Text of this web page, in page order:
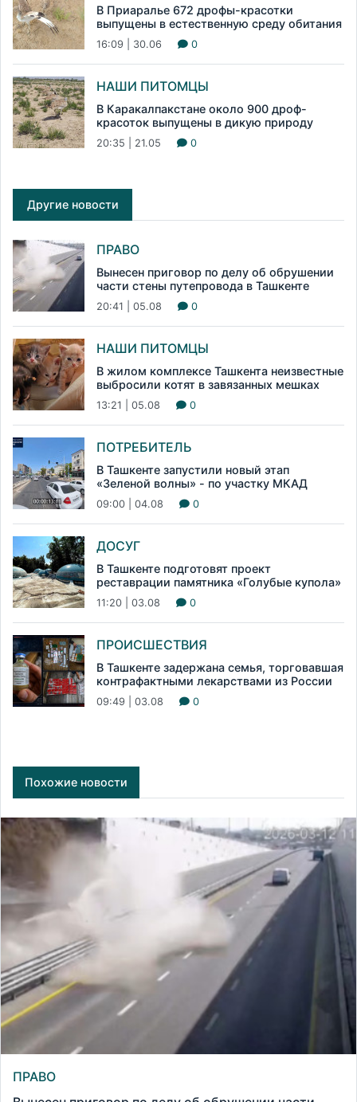
В Приаралье 672 дрофы-красотки
выпущены в естественную среду обитания
16:09 | 30.06 0
НАШИ ПИТОМЦЫ
В Каракалпакстане около 900 дроф-
красоток выпущены в дикую природу
20:35 | 21.05 0
Другие новости
ПРАВО
Вынесен приговор по делу об обрушении
части стены путепровода в Ташкенте
20:41 | 05.08 0
НАШИ ПИТОМЦЫ
В жилом комплексе Ташкента неизвестные
выбросили котят в завязанных мешках
13:21 | 05.08 0
ПОТРЕБИТЕЛЬ
В Ташкенте запустили новый этап
«Зеленой волны» - по участку МКАД
09:00 | 04.08 0
ДОСУГ
В Ташкенте подготовят проект
реставрации памятника «Голубые купола»
11:20 | 03.08 0
ПРОИСШЕСТВИЯ
В Ташкенте задержана семья, торговавшая
контрафактными лекарствами из России
09:49 | 03.08 0
Похожие новости
ПРАВО